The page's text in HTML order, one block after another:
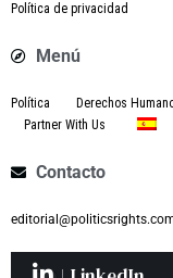
Política de privacidad
Menú
Política Derechos
Partner With Us
Contacto